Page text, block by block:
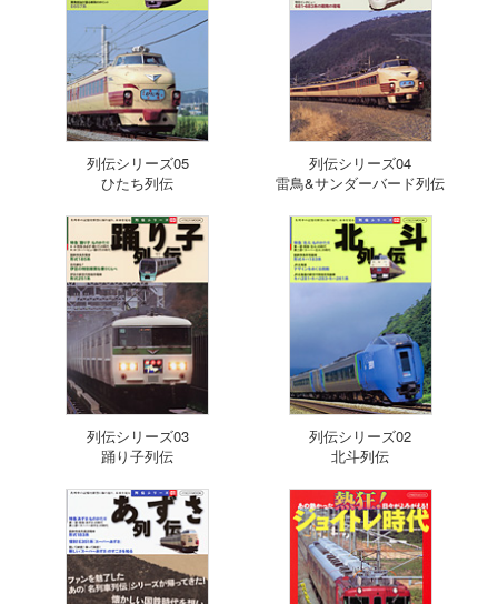
列伝シリーズ05
ひたち列伝
列伝シリーズ04
雷鳥&サンダーバード列伝
列伝シリーズ03
踊り子列伝
列伝シリーズ02
北斗列伝